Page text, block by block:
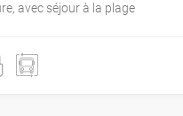
avec séjour à la plage